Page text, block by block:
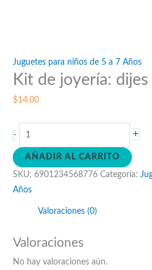
Juguetes para niños de 5 a 7 Años
Kit de joyería:
$14.00
-
Kit
de
joyería:
dijes
de
caramelo
+
AÑADIR AL CARRITO
SKU:6901234568776 Categoría:
Años
Valoraciones (0)
Valoraciones
No hay valoraciones aún.